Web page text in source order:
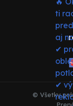
© Všetky